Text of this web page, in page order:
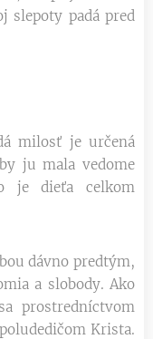
slepoty padá pred
milosť je určená
ju mala vedome
je dieťa celkom
dávno predtým,
a slobody. Ako
prostredníctvom
Krista.